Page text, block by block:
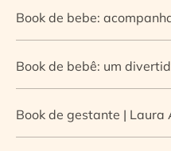
Book de bebe:
Book de bebê: um
Book de gestante | Laura